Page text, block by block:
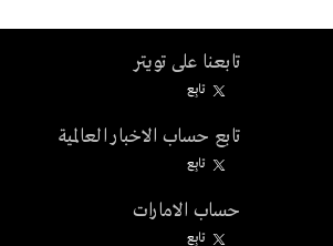
تابعنا على تويتر
تابِع
تابع حساب الاخبار العالمية
تابِع
حساب الامارات
تابِع